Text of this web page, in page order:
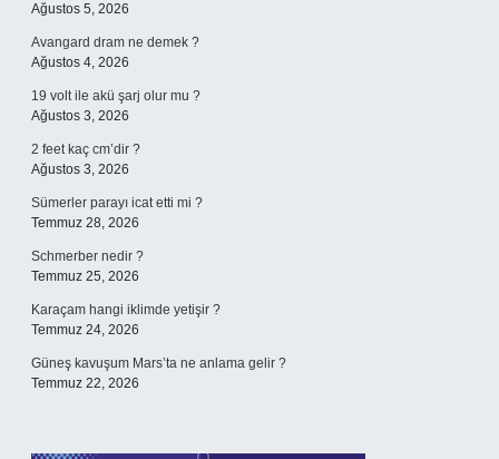
Ağustos 5, 2026
Avangard dram ne demek ?
Ağustos 4, 2026
19 volt ile akü şarj olur mu ?
Ağustos 3, 2026
2 feet kaç cm’dir ?
Ağustos 3, 2026
Sümerler parayı icat etti mi ?
Temmuz 28, 2026
Schmerber nedir ?
Temmuz 25, 2026
Karaçam hangi iklimde yetişir ?
Temmuz 24, 2026
Güneş kavuşum Mars’ta ne anlama gelir ?
Temmuz 22, 2026